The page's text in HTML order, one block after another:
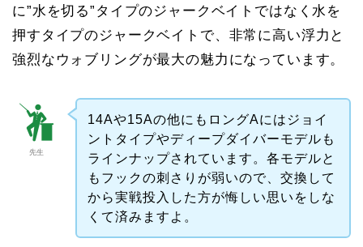
に”水を切る”タイプのジャークベイトではなく水を
押すタイプのジャークベイトで、非常に高い浮力と
強烈なウォブリングが最大の魅力になっています。
先生
14Aや15Aの他にもロングAにはジョイ
ントタイプやディープダイバーモデルも
ラインナップされています。各モデルと
もフックの刺さりが弱いので、交換して
から実戦投入した方が悔しい思いをしな
くて済みますよ。